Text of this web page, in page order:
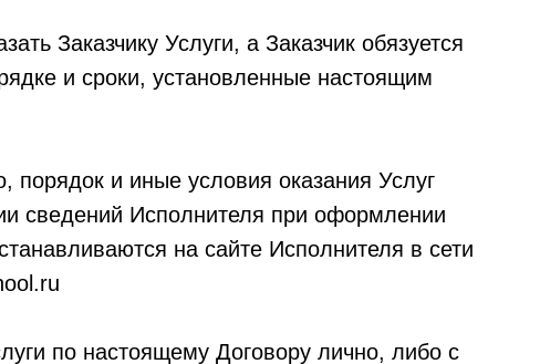
Заказчику Услуги, а Заказчик обязуется
и сроки, установленные настоящим
порядок и иные условия оказания Услуг
сведений Исполнителя при оформлении
на сайте Исполнителя в сети
по настоящему Договору лично, либо с